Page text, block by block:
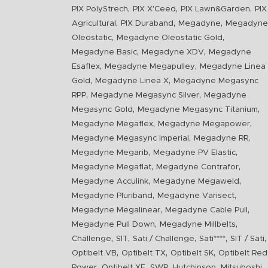
PIX PolyStrech, PIX X'Ceed , PIX Lawn&Garden,
PIX
Agricultural , PIX Duraband , Megadyne,
Megadyne
Oleostatic, Megadyne Oleostatic Gold ,
Megadyne Basic, Megadyne XDV,
Megadyne
Esaflex, Megadyne Megapulley,
Megadyne Linea
Gold , Megadyne Linea X,
Megadyne Megasync
RPP, Megadyne Megasync Silver,
Megadyne
Megasync Gold , Megadyne Megasync Titanium,
Megadyne Megaflex, Megadyne Megapower,
Megadyne Megasync Imperial , Megadyne RR,
Megadyne Megarib, Megadyne PV Elastic,
Megadyne Megaflat, Megadyne Contrafor,
Megadyne Acculink, Megadyne Megaweld ,
Megadyne Pluriband , Megadyne Varisect,
Megadyne Megalinear, Megadyne Cable Pull ,
Megadyne Pull Down, Megadyne Millbelts,
Challenge, SIT , Sati / Challenge, Sati****, SIT / Sati,
Optibelt VB, Optibelt TX, Optibelt SK, Optibelt Red